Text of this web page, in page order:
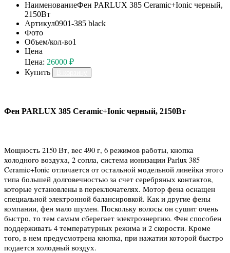
НаименованиеФен PARLUX 385 Ceramic+Ionic черный,
2150Вт
Артикул0901-385 black
Фото
Объем/кол-во1
Цена
Цена: 26000 ₽
Купить
Фен PARLUX 385 Ceramic+Ionic черный, 2150Вт
Мощность 2150 Вт, вес 490 г, 6 режимов работы, кнопка
холодного воздуха, 2 сопла, система ионизации Parlux 385
Ceramic+Ionic отличается от остальной модельной линейки этого
типа большей долговечностью за счет серебряных контактов,
которые установлены в переключателях. Мотор фена оснащен
специальной электронной балансировкой. Как и другие фены
компании, фен мало шумен. Поскольку волосы он сушит очень
быстро, то тем самым сберегает электроэнергию. Фен способен
поддерживать 4 температурных режима и 2 скорости. Кроме
того, в нем предусмотрена кнопка, при нажатии которой быстро
подается холодный воздух.